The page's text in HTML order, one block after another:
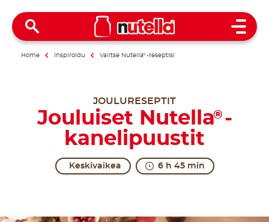
Open
Home Inspiroidu Valitse Nutella®-reseptisi
JOULURESEPTIT
Jouluiset Nutella® -
kanelipuustit
Keskivaikea 6 h 45 min